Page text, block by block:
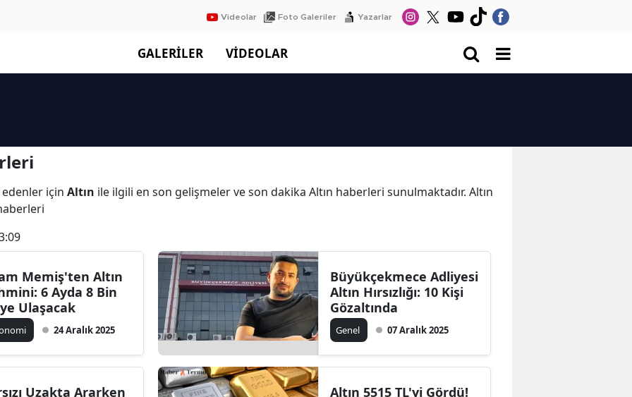
Videolar Foto Galeriler Yazarlar
GALERİLER VİDEOLAR
için Altın ile ilgili en son gelişmeler ve son dakika Altın haberleri sunulmaktadır. Altın
Memiş'ten Altın
6 Ayda 8 Bin
Ulaşacak
24 Aralık 2025
Büyükçekmece Adliyesi
Altın Hırsızlığı: 10 Kişi
Gözaltında
Genel 07 Aralık 2025
Uzakta Ararken
Altın 5515 TL'yi Gördü!